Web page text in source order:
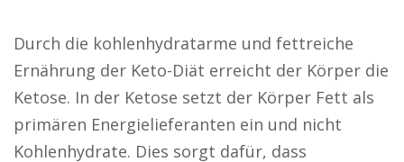
Durch die kohlenhydratarme und fettreiche
Ernährung der Keto-Diät erreicht der Körper die
Ketose. In der Ketose setzt der Körper Fett als
primären Energielieferanten ein und nicht
Kohlenhydrate. Dies sorgt dafür, dass